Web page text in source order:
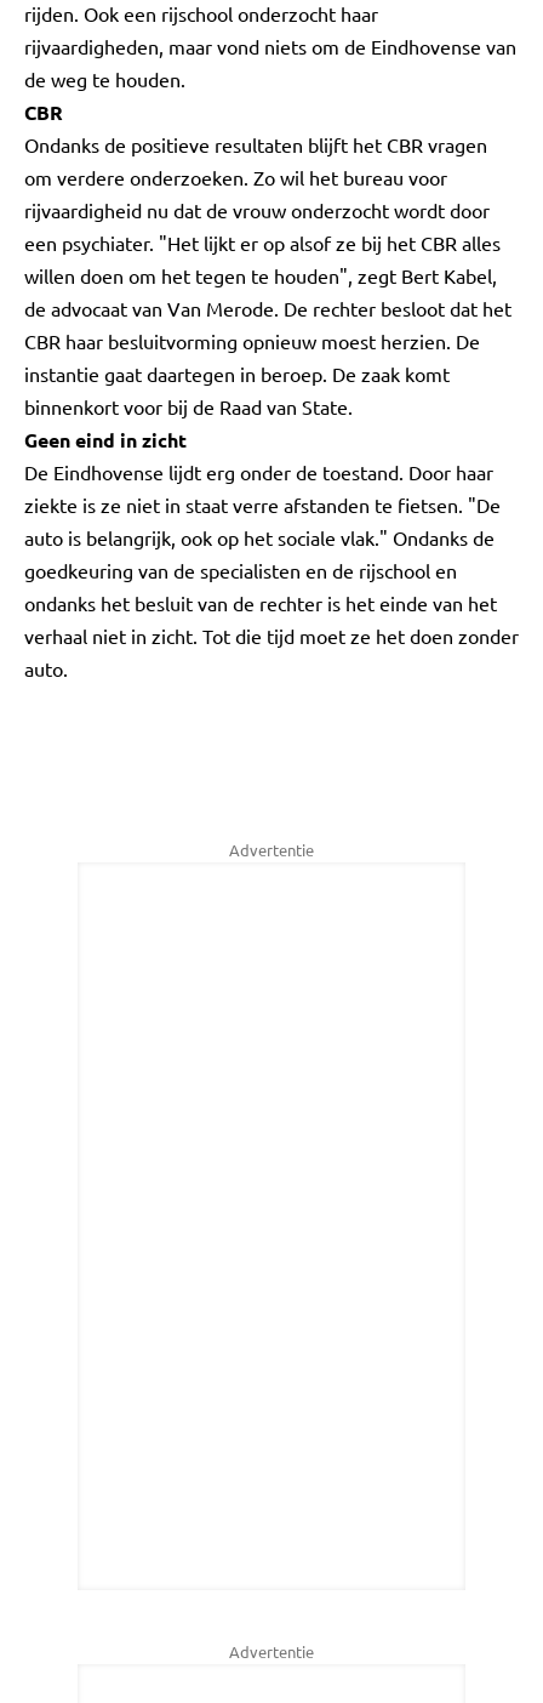
rijden. Ook een rijschool onderzocht haar
rijvaardigheden, maar vond niets om de Eindhovense van
de weg te houden.
CBR
Ondanks de positieve resultaten blijft het CBR vragen
om verdere onderzoeken. Zo wil het bureau voor
rijvaardigheid nu dat de vrouw onderzocht wordt door
een psychiater. "Het lijkt er op alsof ze bij het CBR alles
willen doen om het tegen te houden", zegt Bert Kabel,
de advocaat van Van Merode. De rechter besloot dat het
CBR haar besluitvorming opnieuw moest herzien. De
instantie gaat daartegen in beroep. De zaak komt
binnenkort voor bij de Raad van State.
Geen eind in zicht
De Eindhovense lijdt erg onder de toestand. Door haar
ziekte is ze niet in staat verre afstanden te fietsen. "De
auto is belangrijk, ook op het sociale vlak." Ondanks de
goedkeuring van de specialisten en de rijschool en
ondanks het besluit van de rechter is het einde van het
verhaal niet in zicht. Tot die tijd moet ze het doen zonder
auto.
Advertentie
Advertentie